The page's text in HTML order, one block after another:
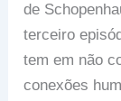
de
terceiro
tem em não
conexões